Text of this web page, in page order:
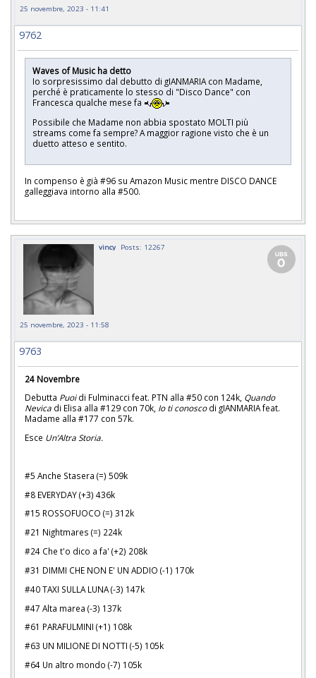
25 novembre, 2023 - 11:41
9762
Waves of Music ha detto
Io sorpresissimo dal debutto di gIANMARIA con Madame,
perché è praticamente lo stesso di "Disco Dance" con
Francesca qualche mese fa
Possibile che Madame non abbia spostato MOLTI più
streams come fa sempre? A maggior ragione visto che è un
duetto atteso e sentito.
In compenso è già #96 su Amazon Music mentre DISCO DANCE
galleggiava intorno alla #500.
vincy Posts: 12267
25 novembre, 2023 - 11:58
9763
24 Novembre
Debutta Puoidi Fulminacci feat. PTN alla #50 con 124k, Quando
Nevica di Elisa alla #129 con 70k, Io ti conoscodi gIANMARIA feat.
Madame alla #177 con 57k.
Esce Un’Altra Storia.
#5 Anche Stasera (=) 509k
#8 EVERYDAY (+3) 436k
#15 ROSSOFUOCO (=) 312k
#21 Nightmares (=) 224k
#24 Che t'o dico a fa' (+2) 208k
#31 DIMMI CHE NON E' UN ADDIO (-1) 170k
#40 TAXI SULLA LUNA (-3) 147k
#47 Alta marea (-3) 137k
#61 PARAFULMINI (+1) 108k
#63 UN MILIONE DI NOTTI (-5) 105k
#64 Un altro mondo (-7) 105k